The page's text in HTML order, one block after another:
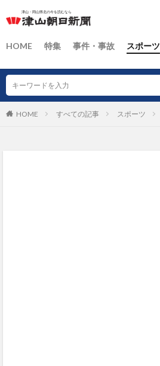
HOME 特集 事件・事故 スポーツ
HOME すべての記事 スポーツ